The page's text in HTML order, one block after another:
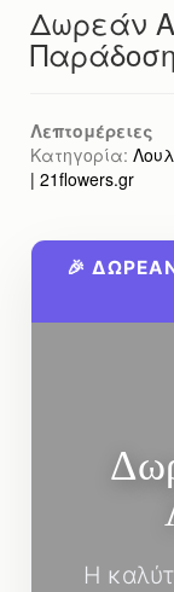
Δωρεάν
Λεπτομέρειες
Κατηγορία:
| 21flowers.gr
🎉
Η